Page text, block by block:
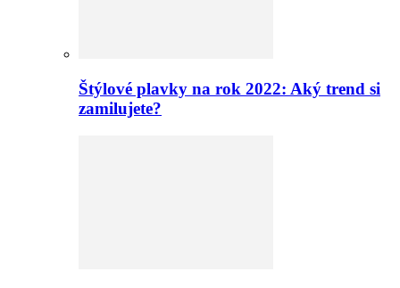
Štýlové plavky na rok 2022: Aký trend si
zamilujete?